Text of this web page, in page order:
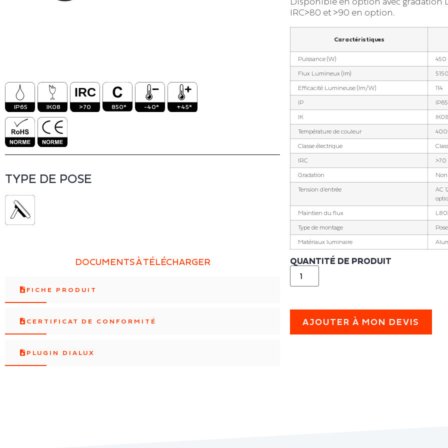
Éclairage piscine
Éclairage patinoire
Éclairage de boulodrome
et de terrain de pétanque
équestre
Éclairage de piste de
karting
Éclairage parking extérieur
IP65 IK08 >70 850° -40° +45°
TYPE DE POSE
DOCUMENTS À TÉLÉCHARGER
FICHE PRODUIT
CERTIFICAT DE CONFORMITÉ
PLUGIN DIALUX
IRC>80 et >90 en option.
Caractéristiques
Puissance (W) 450
Flux Lumineux (lm)
Efficacité Lumineuse (lm/W) 114
IP IP65
IK IK08
Température de couleur
Classe électrique
IRC >70
Gradation
Tension d'entrée
AC
Maintien du flux
Type de montage
Matériaux luminaire
QUANTITÉ DE PRODUIT
AJOUTER À MON DEVIS